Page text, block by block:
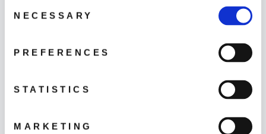
Selection
NECESSARY
PREFERENCES
STATISTICS
MARKETING